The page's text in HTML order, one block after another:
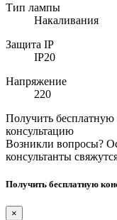
Тип лампы
Накаливания
Защита IP
IP20
Напряжение
220
Получить бесплатную
консультацию
Возникли вопросы?
консультанты
Получить бесплатную
×